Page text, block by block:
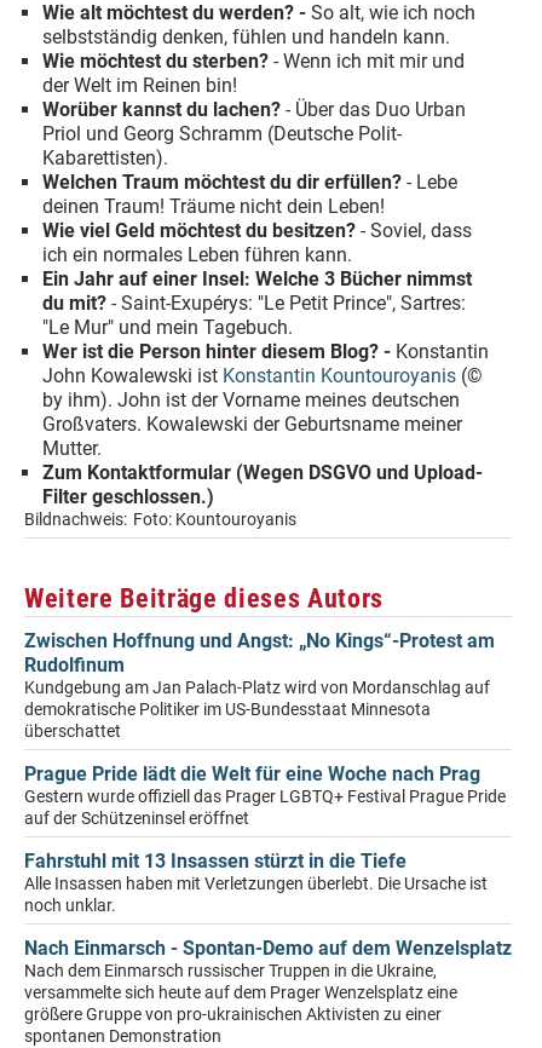
Wie alt möchtest du werden? - So alt, wie ich noch
selbstständig denken, fühlen und handeln kann.
Wie möchtest du sterben? - Wenn ich mit mir und
der Welt im Reinen bin!
Worüber kannst du lachen? - Über das Duo Urban
Priol und Georg Schramm (Deutsche Polit-
Kabarettisten).
Welchen Traum möchtest du dir erfüllen? - Lebe
deinen Traum! Träume nicht dein Leben!
Wie viel Geld möchtest du besitzen? - Soviel, dass
ich ein normales Leben führen kann.
Ein Jahr auf einer Insel: Welche 3 Bücher nimmst
du mit? - Saint-Exupérys: "Le Petit Prince", Sartres:
"Le Mur" und mein Tagebuch.
Wer ist die Person hinter diesem Blog? - Konstantin
John Kowalewski ist Konstantin Kountouroyanis (©
by ihm). John ist der Vorname meines deutschen
Großvaters. Kowalewski der Geburtsname meiner
Mutter.
Zum Kontaktformular (Wegen DSGVO und Upload-
Filter geschlossen.)
Bildnachweis: Foto: Kountouroyanis
Weitere Beiträge dieses Autors
Zwischen Hoffnung und Angst: „No Kings“-Protest am
Rudolfinum
Kundgebung am Jan Palach-Platz wird von Mordanschlag auf
demokratische Politiker im US-Bundesstaat Minnesota
überschattet
Prague Pride lädt die Welt für eine Woche nach Prag
Gestern wurde offiziell das Prager LGBTQ+ Festival Prague Pride
auf der Schützeninsel eröffnet
Fahrstuhl mit 13 Insassen stürzt in die Tiefe
Alle Insassen haben mit Verletzungen überlebt. Die Ursache ist
noch unklar.
Nach Einmarsch - Spontan-Demo auf dem Wenzelsplatz
Nach dem Einmarsch russischer Truppen in die Ukraine,
versammelte sich heute auf dem Prager Wenzelsplatz eine
größere Gruppe von pro-ukrainischen Aktivisten zu einer
spontanen Demonstration